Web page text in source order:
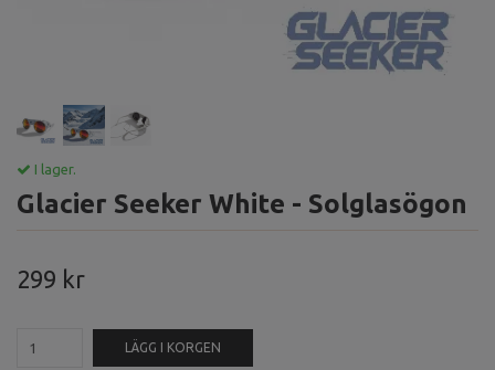
I lager.
Glacier Seeker White - Solglasögon
299 kr
LÄGG I KORGEN